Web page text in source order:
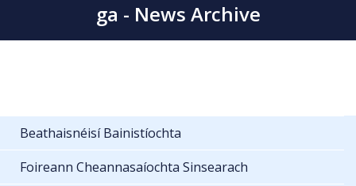
ga - News Archive
Beathaisnéisí Bainistíochta
Foireann Cheannasaíochta Sinsearach